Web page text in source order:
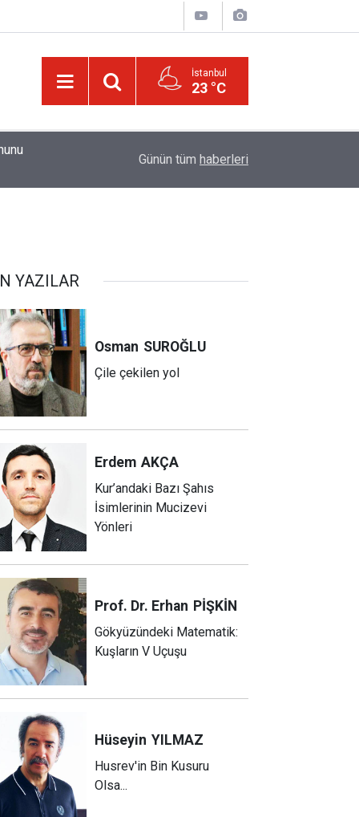
İstanbul
23 °C
Güldüren de O’dur, ağlatan da O’dur, öldüren de
Günün tüm haberleri
YAZILAR
Osman SUROĞLU
Çile çekilen yol
Erdem AKÇA
Kur’andaki Bazı Şahıs
İsimlerinin Mucizevi
Yönleri
Prof. Dr. Erhan PİŞKİN
Gökyüzündeki Matematik:
Kuşların V Uçuşu
Hüseyin YILMAZ
Husrev'in Bin Kusuru
Olsa...